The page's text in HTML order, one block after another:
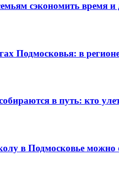
сэкономить время и
Подмосковья: в
в путь: кто
в Подмосковье можно